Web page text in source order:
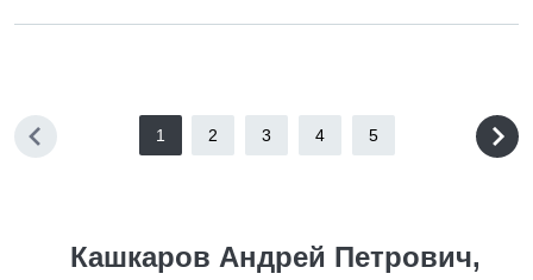
1 2 3 4 5
Кашкаров Андрей Петрович,